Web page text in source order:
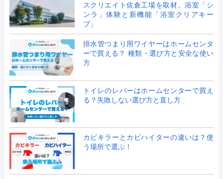
スクリエイト佐倉工場を取材。浴室「シ
ンラ」体験と新機能「浴室クリアキー
プ」
排水管つまり用ワイヤーはホームセンタ
ーで買える？ 種類・選び方と安全な使い
方
トイレのレバーはホームセンターで買え
る？失敗しない選び方と直し方
カビキラーとカビハイターの違いは？使
う場所で選ぶ！